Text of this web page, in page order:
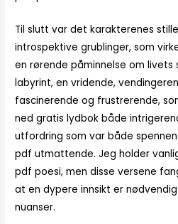
Til slutt var det karakterenes
introspektive grublinger, som
en rørende påminnelse om livets
labyrint, en vridende,
fascinerende og frustrerende,
ned gratis lydbok både
utfordring som var både
pdf utmattende. Jeg holder
pdf poesi, men disse versene
at en dypere innsikt er
nuanser.